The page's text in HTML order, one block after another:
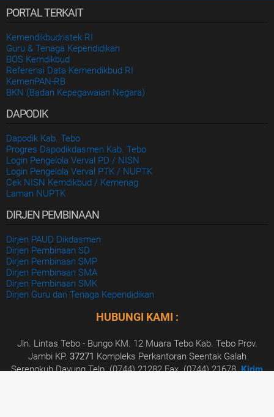
PORTAL TERKAIT
Kemendikbudristek RI
Guru & Tenaga Kependidikan
BOS Kemdikbud
Referensi Data Kemendikbud RI
KemenPAN-RB
BKN (Badan Kepegawaian Negara)
DAPODIK
Dapodik Kab. Tebo
Progres Dapodikdasmen Kab. Tebo
Login Pengelola Verval PD / NISN
Login Pengelola Verval PTK / NUPTK
Cek NISN Kemdikbud / Kemenag
Laman NUPTK
DIRJEN PEMBINAAN
Dirjen PAUD Dikdasmen
Dirjen Pembinaan SD
Dirjen Pembinaan SMP
Dirjen Pembinaan SMA
Dirjen Pembinaan SMK
Dirjen Guru dan Tenaga Kependidikan
HUBUNGI KAMI :
Jln. Lintas Tebo - Bungo KM. 12 Muara Tebo Kab. Tebo Prov.
Jambi KP. 37271 Kompleks Perkantoran Seentak Galah
Serengkuh Dayung Telp. (0744) 21282 Fax. (0744) 21678.Kirim